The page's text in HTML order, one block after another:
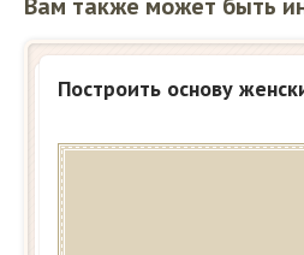
Построить основу